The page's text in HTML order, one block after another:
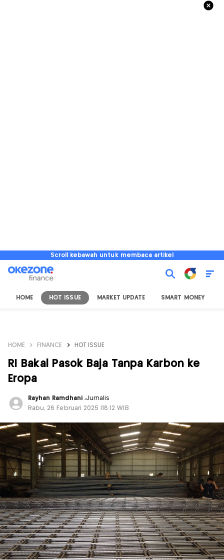
Scroll kebawah untuk membaca artikel
HOME HOT ISSUE MARKET UPDATE SMART MONEY
HOME FINANCE HOT ISSUE
RI Bakal Pasok Baja Tanpa Karbon ke
Eropa
Rayhan Ramdhani ,Jurnalis
Rabu, 26 Februari 2025 |18:12 WIB